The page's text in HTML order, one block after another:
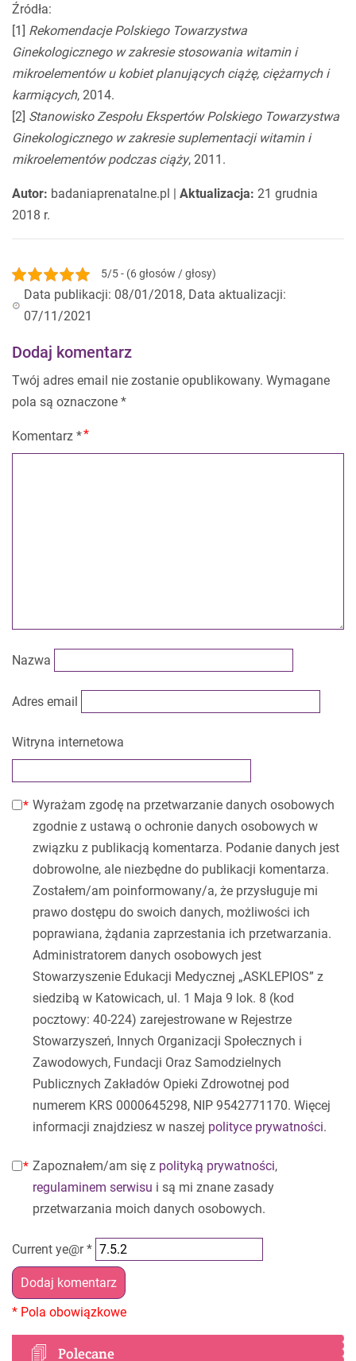
Źródła:
[1] Rekomendacje Polskiego Towarzystwa
Ginekologicznego w zakresie stosowania witamin i
mikroelementów u kobiet planujących ciążę, ciężarnych i
karmiących, 2014.
[2] Stanowisko Zespołu Ekspertów Polskiego Towarzystwa
Ginekologicznego w zakresie suplementacji witamin i
mikroelementów podczas ciąży, 2011.
Autor: badaniaprenatalne.pl | Aktualizacja: 21 grudnia
2018 r.
5/5 - (6 głosów / głosy)
Data publikacji: 08/01/2018, Data aktualizacji:
07/11/2021
Dodaj komentarz
Twój adres email nie zostanie opublikowany. Wymagane
pola są oznaczone *
Komentarz *
Nazwa
Adres email
Witryna internetowa
Wyrażam zgodę na przetwarzanie danych osobowych
zgodnie z ustawą o ochronie danych osobowych w
związku z publikacją komentarza. Podanie danych jest
dobrowolne, ale niezbędne do publikacji komentarza.
Zostałem/am poinformowany/a, że przysługuje mi
prawo dostępu do swoich danych, możliwości ich
poprawiana, żądania zaprzestania ich przetwarzania.
Administratorem danych osobowych jest
Stowarzyszenie Edukacji Medycznej „ASKLEPIOS” z
siedzibą w Katowicach, ul. 1 Maja 9 lok. 8 (kod
pocztowy: 40-224) zarejestrowane w Rejestrze
Stowarzyszeń, Innych Organizacji Społecznych i
Zawodowych, Fundacji Oraz Samodzielnych
Publicznych Zakładów Opieki Zdrowotnej pod
numerem KRS 0000645298, NIP 9542771170. Więcej
informacji znajdziesz w naszej polityce prywatności.
Zapoznałem/am się z polityką prywatności,
regulaminem serwisu i są mi znane zasady
przetwarzania moich danych osobowych.
Current ye@r*
Polecane